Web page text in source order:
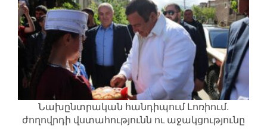
Նախընտրական հանդիպում Լոռիում.
ժողովրդի վստահությունն ու աջակցությունը